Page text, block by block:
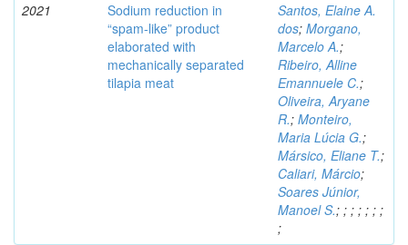
2021
Sodium reduction in
“spam-like” product
elaborated with
mechanically separated
tilapia meat
Santos, Elaine A.
dos; Morgano,
Marcelo A.;
Ribeiro, Alline
Emannuele C.;
Oliveira, Aryane
R.; Monteiro,
Maria Lúcia G.;
Mársico, Eliane T.;
Caliari, Márcio;
Soares Júnior,
Manoel S.; ; ; ; ; ; ;
;